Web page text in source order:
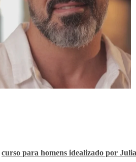
curso para homens idealizado por